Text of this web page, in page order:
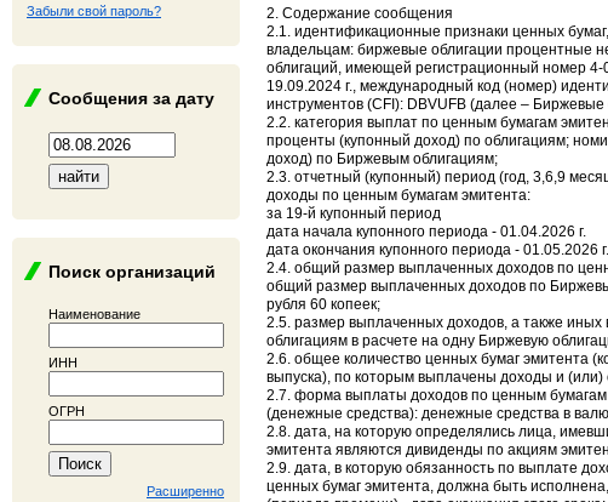
Забыли свой пароль?
Сообщения за дату
Поиск организаций
Наименование
ИНН
ОГРН
Расширенно
2. Содержание сообщения
2.1. идентификационные признаки ценных
владельцам: биржевые облигации процентные
облигаций, имеющей регистрационный номер
19.09.2024 г., международный код (номер)
инструментов (CFI): DBVUFB (далее – Биржевые
2.2. категория выплат по ценным бумагам
проценты (купонный доход) по облигациям;
доход) по Биржевым облигациям;
2.3. отчетный (купонный) период (год, 3,6,9
доходы по ценным бумагам эмитента:
за 19-й купонный период
дата начала купонного периода - 01.04.2026 г.
дата окончания купонного периода - 01.05.2026 г.
2.4. общий размер выплаченных доходов по
общий размер выплаченных доходов по
рубля 60 копеек;
2.5. размер выплаченных доходов, а также
облигациям в расчете на одну Биржевую
2.6. общее количество ценных бумаг эмитента
выпуска), по которым выплачены доходы и
2.7. форма выплаты доходов по ценным
(денежные средства): денежные средства в
2.8. дата, на которую определялись лица,
эмитента являются дивиденды по акциям
2.9. дата, в которую обязанность по выплате
ценных бумаг эмитента, должна быть